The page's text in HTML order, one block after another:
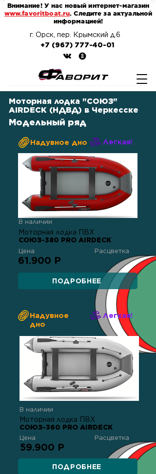
г. Орск, пер. Крымский д.6
+7 (967) 777-40-01
Внимание! У нас новый интернет-магазин
www.favoritboat.ru. Следите за актуальной
информацией!
Моторная лодка "СОЮЗ"
AIRDECK (НДВД) в Черкесске
Модельный ряд
Надувное дно Легкая!
В наличии
Моторная лодка ПВХ
СОЮЗ-380 PRO AIRDECK
Цена Расцветка
61.900 Р
ПОДРОБНЕЕ
Надувное
дно
Легкая!
В наличии
Моторная лодка ПВХ
СОЮЗ-360 PRO AIRDECK
Цена Расцветка
59.900 Р
ПОДРОБНЕЕ